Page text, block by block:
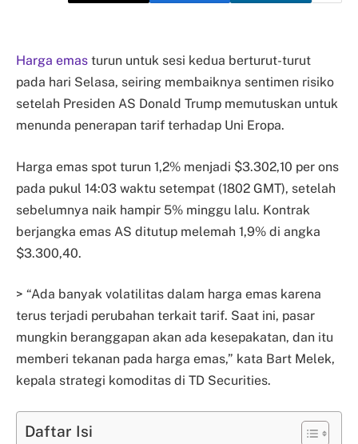
Harga emas turun untuk sesi kedua berturut-turut
pada hari Selasa, seiring membaiknya sentimen risiko
setelah Presiden AS Donald Trump memutuskan untuk
menunda penerapan tarif terhadap Uni Eropa.
Harga emas spot turun 1,2% menjadi $3.302,10 per ons
pada pukul 14:03 waktu setempat (1802 GMT), setelah
sebelumnya naik hampir 5% minggu lalu. Kontrak
berjangka emas AS ditutup melemah 1,9% di angka
$3.300,40.
> “Ada banyak volatilitas dalam harga emas karena
terus terjadi perubahan terkait tarif. Saat ini, pasar
mungkin beranggapan akan ada kesepakatan, dan itu
memberi tekanan pada harga emas,” kata Bart Melek,
kepala strategi komoditas di TD Securities.
Daftar Isi